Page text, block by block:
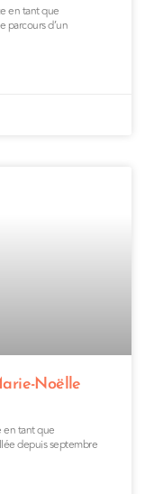
en tant que
parcours d’un
Noëlle
en tant que
depuis septembre